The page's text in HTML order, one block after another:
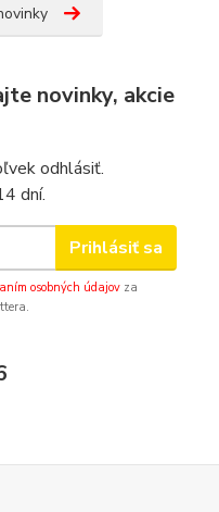
novinky, akcie
odhlásiť.
dní.
Prihlásiť sa
osobných údajov za